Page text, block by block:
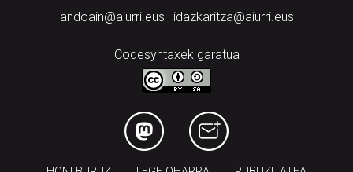
andoain@aiurri.eus | idazkaritza@aiurri.eus
Codesyntaxek garatua